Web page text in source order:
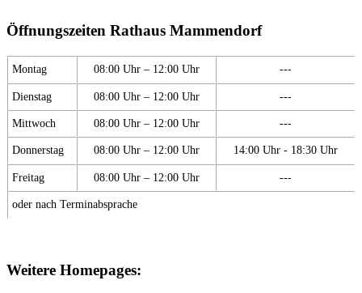
Öffnungszeiten Rathaus Mammendorf
Montag 08:00 Uhr – 12:00 Uhr ---
Dienstag 08:00 Uhr – 12:00 Uhr ---
Mittwoch 08:00 Uhr – 12:00 Uhr ---
Donnerstag 08:00 Uhr – 12:00 Uhr 14:00 Uhr - 18:30 Uhr
Freitag 08:00 Uhr – 12:00 Uhr ---
oder nach Terminabsprache
Weitere Homepages: